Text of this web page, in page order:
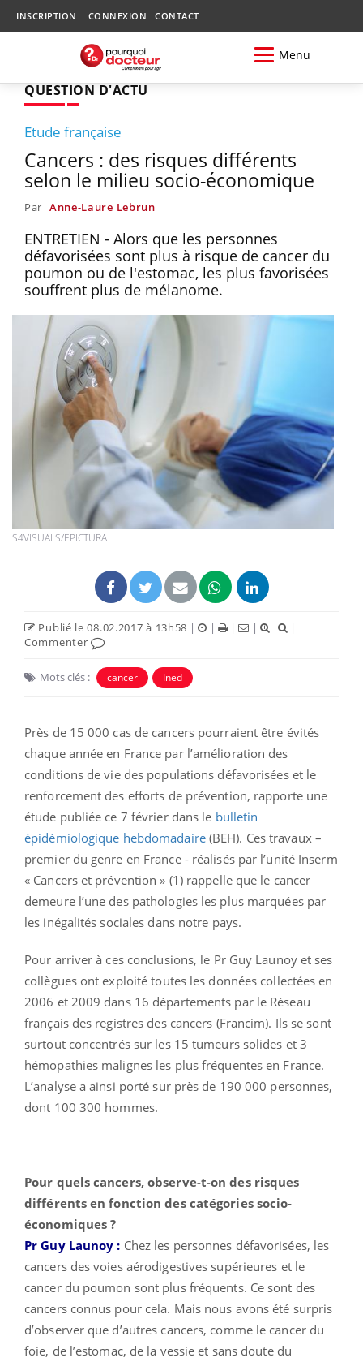
INSCRIPTION CONNEXION CONTACT
Menu
QUESTION D'ACTU
Etude française
Cancers : des risques différents
selon le milieu socio-économique
Par Anne-Laure Lebrun
ENTRETIEN - Alors que les personnes
défavorisées sont plus à risque de cancer du
poumon ou de l'estomac, les plus favorisées
souffrent plus de mélanome.
S4VISUALS/EPICTURA
Publié le 08.02.2017 à 13h58 | | | |
|
Commenter
Mots clés : cancer Ined
Près de 15 000 cas de cancers pourraient être évités
chaque année en France par l’amélioration des
conditions de vie des populations défavorisées et le
renforcement des efforts de prévention, rapporte une
étude publiée ce 7 février dans le bulletin
épidémiologique hebdomadaire (BEH). Ces travaux –
premier du genre en France - réalisés par l’unité Inserm
« Cancers et prévention » (1) rappelle que le cancer
demeure l’une des pathologies les plus marquées par
les inégalités sociales dans notre pays.
Pour arriver à ces conclusions, le Pr Guy Launoy et ses
collègues ont exploité toutes les données collectées en
2006 et 2009 dans 16 départements par le Réseau
français des registres des cancers (Francim). Ils se sont
surtout concentrés sur les 15 tumeurs solides et 3
hémopathies malignes les plus fréquentes en France.
L’analyse a ainsi porté sur près de 190 000 personnes,
dont 100 300 hommes.
Pour quels cancers, observe-t-on des risques
différents en fonction des catégories socio-
économiques ?
Pr Guy Launoy : Chez les personnes défavorisées, les
cancers des voies aérodigestives supérieures et le
cancer du poumon sont plus fréquents. Ce sont des
cancers connus pour cela. Mais nous avons été surpris
d’observer que d’autres cancers, comme le cancer du
foie, de l’estomac, de la vessie et sans doute du